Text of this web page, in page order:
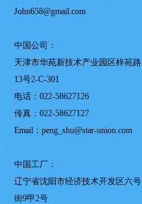
John658@gmail.com
中国公司：
天津市华苑新技术产业园区梓苑路
13号2-C-301
电话：022-58627126
传真：022-58627127
Email： peng_shu@star-union.com
中国工厂：
辽宁省沈阳市经济技术开发区六号
街9甲2号